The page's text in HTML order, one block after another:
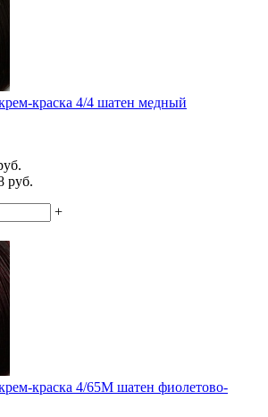
краска 4/4 шатен медный
руб.
+
краска 4/65М шатен фиолетово-